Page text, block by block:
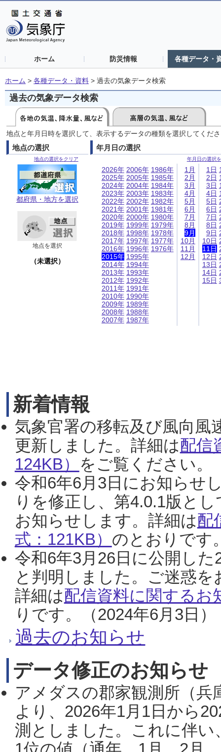
ホーム 防災情報 各種データ・
ホーム > 各種データ・資料 > 過去の気象データ検索
過去の気象データ検索
地点と年月日時を選択して、表示するデータの種類を選択してくだ
地点の選択
地点の選択をクリア
都府県・地方を選択
地点を選択
（未選択）
年月日の選択
年月日の選択
2026年
2025年
2024年
2023年
2022年
2021年
2020年
2019年
2018年
2017年
2016年
2015年
2014年
2013年
2012年
2011年
2010年
2009年
2008年
2007年
2006年
2005年
2004年
2003年
2002年
2001年
2000年
1999年
1998年
1997年
1996年
1995年
1994年
1993年
1992年
1991年
1990年
1989年
1988年
1987年
1986年
1985年
1984年
1983年
1982年
1981年
1980年
1979年
1978年
1977年
1976年
1月
2月
3月
4月
5月
6月
7月
8月
9月
10月
11月
12月
1日
2日
3日
4日
5日
6日
7日
8日
9日
10日
11日
12日
13日
14日
15日
新着情報
気象官署の移転及び風向風
更新しました。詳細は配信
124KB） をご覧ください。
令和6年6月3日にお知らせ
りを修正し、第4.0.1版と
お知らせします。詳細は配
式：121KB） のとおりです
令和6年3月26日に公開し
と判明しました。ご迷惑
詳細は配信資料に関するお
りです。（2024年6月3日）
過去のお知らせ
データ修正のお知らせ
アメダスの郡家観測所（
より、2026年1月1日から
測としました。これに伴い